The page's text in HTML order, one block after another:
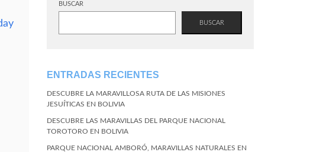
BUSCAR
BUSCAR
ENTRADAS RECIENTES
DESCUBRE LA MARAVILLOSA RUTA DE LAS MISIONES
JESUÍTICAS EN BOLIVIA
DESCUBRE LAS MARAVILLAS DEL PARQUE NACIONAL
TOROTORO EN BOLIVIA
PARQUE NACIONAL AMBORÓ, MARAVILLAS NATURALES EN